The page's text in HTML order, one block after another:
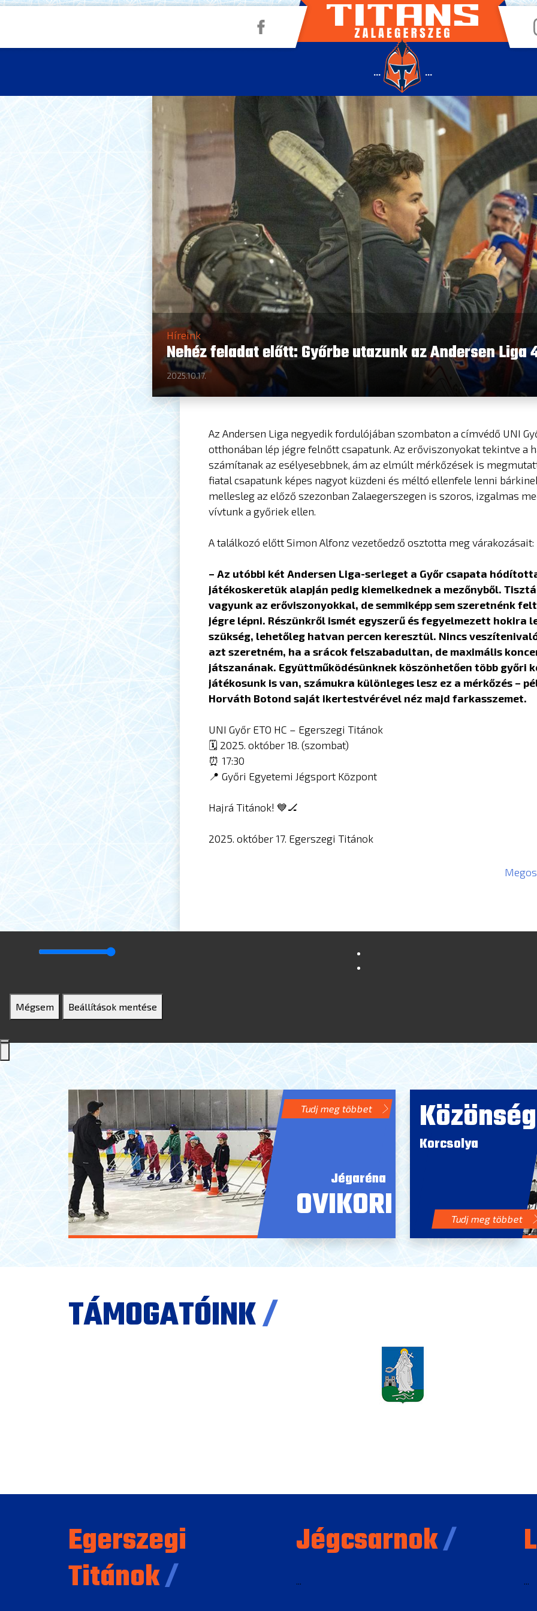
... ...
Híreink
Nehéz feladat előtt: Győrbe utazunk az Andersen
2025.10.17.
Az Andersen Liga negyedik fordulójában szombaton a címvédő UNI
otthonában lép jégre felnőtt csapatunk. Az erőviszonyokat tekintve a
számítanak az esélyesebbnek, ám az elmúlt mérkőzések is
fiatal csapatunk képes nagyot küzdeni és méltó ellenfele lenni
mellesleg az előző szezonban Zalaegerszegen is szoros, izgalmas
vívtunk a győriek ellen.
A találkozó előtt Simon Alfonz vezetőedző osztotta meg várakozásait:
– Az utóbbi két Andersen Liga-serleget a Győr csapata
játékoskeretük alapján pedig kiemelkednek a mezőnyből.
vagyunk az erőviszonyokkal, de semmiképp sem szeretnénk
jégre lépni. Részünkről ismét egyszerű és fegyelmezett hokira
szükség, lehetőleg hatvan percen keresztül. Nincs
azt szeretném, ha a srácok felszabadultan, de maximális
játszanának. Együttműködésünknek köszönhetően több győri
játékosunk is van, számukra különleges lesz ez a mérkőzés –
Horváth Botond saját ikertestvérével néz majd farkasszemet.
UNI Győr ETO HC – Egerszegi Titánok
🗓 2025. október 18. (szombat)
⏰ 17:30
📍 Győri Egyetemi Jégsport Központ
Hajrá Titánok! 💙🏒
2025. október 17. Egerszegi Titánok
Mégsem Beállítások mentése
Tudj meg többet
Jégaréna
OVIKORI
Közönség
Korcsolya
Tudj meg többet
TÁMOGATÓINK/
Egerszegi
Titánok/
Jégcsarnok/
... ...